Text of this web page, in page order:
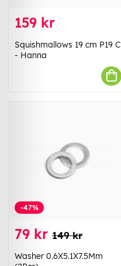
159 kr
Squishmallows 19 cm P19 C
- Hanna
-47%
79 kr 149 kr
Washer 0.6X5.1X7.5Mm